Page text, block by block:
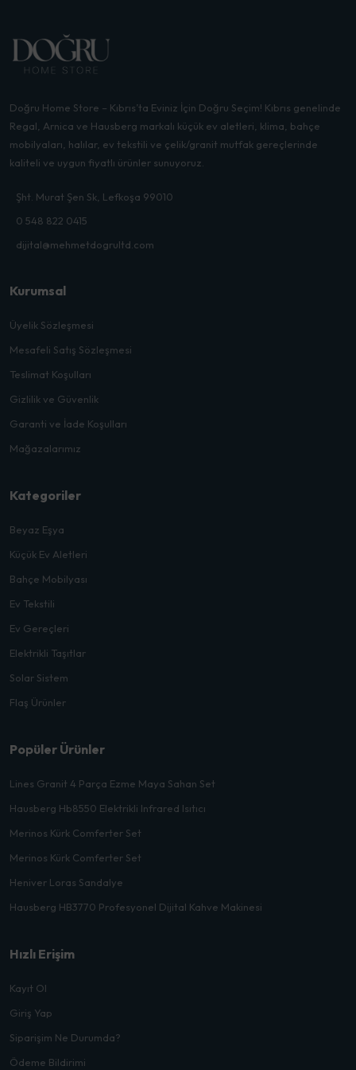
Doğru Home Store – Kıbrıs’ta Eviniz İçin Doğru Seçim! Kıbrıs genelinde
Regal, Arnica ve Hausberg markalı küçük ev aletleri, klima, bahçe
mobilyaları, halılar, ev tekstili ve çelik/granit mutfak gereçlerinde
kaliteli ve uygun fiyatlı ürünler sunuyoruz.
Şht. Murat Şen Sk, Lefkoşa 99010
0 548 822 0415
dijital@mehmetdogrultd.com
Kurumsal
Üyelik Sözleşmesi
Mesafeli Satış Sözleşmesi
Teslimat Koşulları
Gizlilik ve Güvenlik
Garanti ve İade Koşulları
Mağazalarımız
Kategoriler
Beyaz Eşya
Küçük Ev Aletleri
Bahçe Mobilyası
Ev Tekstili
Ev Gereçleri
Elektrikli Taşıtlar
Solar Sistem
Flaş Ürünler
Popüler Ürünler
Lines Granit 4 Parça Ezme Maya Sahan Set
Hausberg Hb8550 Elektrikli Infrared Isıtıcı
Merinos Kürk Comferter Set
Merinos Kürk Comferter Set
Heniver Loras Sandalye
Hausberg HB3770 Profesyonel Dijital Kahve Makinesi
Hızlı Erişim
Kayıt Ol
Giriş Yap
Siparişim Ne Durumda?
Ödeme Bildirimi